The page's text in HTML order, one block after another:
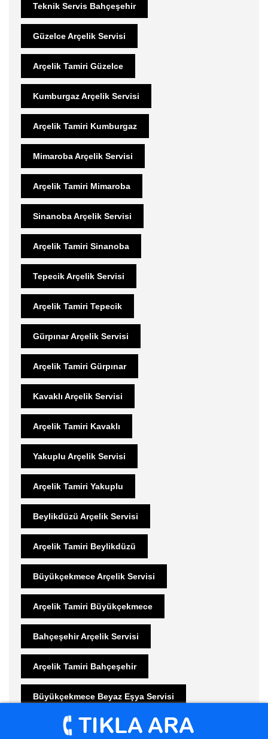
Teknik Servis Bahçeşehir
Güzelce Arçelik Servisi
Arçelik Tamiri Güzelce
Kumburgaz Arçelik Servisi
Arçelik Tamiri Kumburgaz
Mimaroba Arçelik Servisi
Arçelik Tamiri Mimaroba
Sinanoba Arçelik Servisi
Arçelik Tamiri Sinanoba
Tepecik Arçelik Servisi
Arçelik Tamiri Tepecik
Gürpınar Arçelik Servisi
Arçelik Tamiri Gürpınar
Kavaklı Arçelik Servisi
Arçelik Tamiri Kavaklı
Yakuplu Arçelik Servisi
Arçelik Tamiri Yakuplu
Beylikdüzü Arçelik Servisi
Arçelik Tamiri Beylikdüzü
Büyükçekmece Arçelik Servisi
Arçelik Tamiri Büyükçekmece
Bahçeşehir Arçelik Servisi
Arçelik Tamiri Bahçeşehir
Büyükçekmece Beyaz Eşya Servisi
Ariston Tamir Güzelce Beko Servisi